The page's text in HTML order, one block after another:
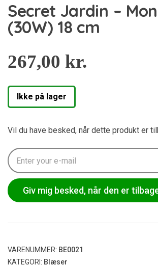
Secret Jardin –
(30W) 18 cm
267,00 kr.
Ikke på lager
Vil du have besked, når dette produkt er
Giv mig besked, når den er
VARENUMMER: BE0021
KATEGORI: Blæser